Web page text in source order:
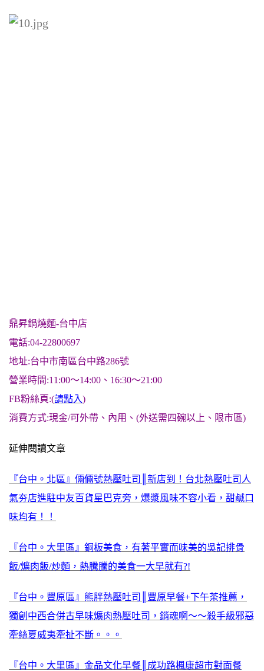
鼎昇鍋燒麵-台中店
電話:04-22800697
地址:台中市南區台中路286號
營業時間:11:00～14:00、16:30～21:00
FB粉絲頁:(請點入)
消費方式:現金/可外帶、內用、(外送需四碗以上、限市區)
延伸閱讀文章
『台中。北區』倆倆號熱壓吐司║新店到！台北熱壓吐司人
氣夯店進駐中友百貨星巴克旁，爆漿風味不容小看，甜鹹口
味均有！！
『台中。大里區』銅板美食，有著平實而味美的吳記排骨
飯/爌肉飯/炒麵，熱騰騰的美食一大早就有?!
『台中。豐原區』熊胖熱壓吐司║豐原早餐+下午茶推薦，
獨創中西合併古早味爌肉熱壓吐司，銷魂啊～～殺手級邪惡
牽絲夏威夷牽扯不斷。。。
『台中。大里區』金品文化早餐║成功路楓康超市對面餐